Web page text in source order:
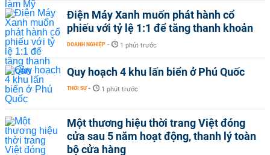
Điện Máy Xanh muốn phát hành cổ
phiếu với tỷ lệ 1:1 để tăng thanh khoản
DOANH NGHIỆP - 1 phút trước
Quy hoạch 4 khu lấn biển ở Phú Quốc
THỜI SỰ - 1 phút trước
Một thương hiệu thời trang Việt đóng
cửa sau 5 năm hoạt động, thanh lý toàn
bộ cửa hàng